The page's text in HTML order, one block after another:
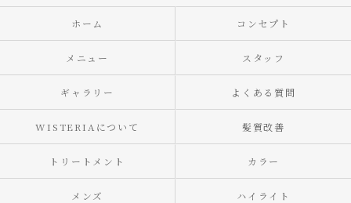
ホーム コンセプト
メニュー スタッフ
ギャラリー よくある質問
WISTERIAについて 髪質改善
トリートメント カラー
メンズ ハイライト